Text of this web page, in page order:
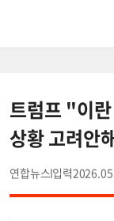
트럼프 "이
상황 고려안
연합뉴스